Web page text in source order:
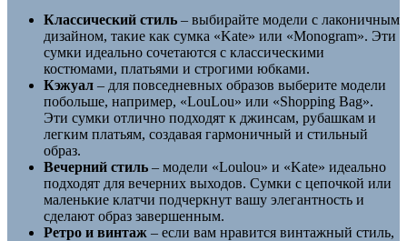
Классический стиль – выбирайте модели с лаконичным
дизайном, такие как сумка «Kate» или «Monogram». Эти
сумки идеально сочетаются с классическими
костюмами, платьями и строгими юбками.
Кэжуал – для повседневных образов выберите модели
побольше, например, «LouLou» или «Shopping Bag».
Эти сумки отлично подходят к джинсам, рубашкам и
легким платьям, создавая гармоничный и стильный
образ.
Вечерний стиль – модели «Loulou» и «Kate» идеально
подходят для вечерних выходов. Сумки с цепочкой или
маленькие клатчи подчеркнут вашу элегантность и
сделают образ завершенным.
Ретро и винтаж – если вам нравится винтажный стиль,